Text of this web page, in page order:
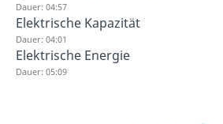
Dauer: 04:57
Elektrische Kapazität
Dauer: 04:01
Elektrische Energie
Dauer: 05:09